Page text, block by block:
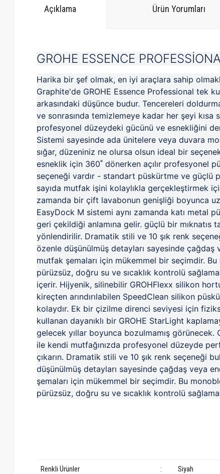
Açıklama Ürün Yorumları
GROHE ESSENCE
Harika bir şef olmak, en iyi araçlara sahip
Graphite'de GROHE Essence Professional tek
arkasındaki düşünce budur. Tencereleri
ve sonrasında temizlemeye kadar her şeyi kısa
profesyonel düzeydeki gücünü ve esnekliğini
Sistemi sayesinde ada ünitelere veya duvara
sığar, düzeniniz ne olursa olsun ideal bir
esneklik için 360˚ dönerken açılır profesyonel
seçeneği vardır - standart püskürtme ve güçlü
sayıda mutfak işini kolaylıkla gerçekleştirmek
zamanda bir çift lavabonun genişliği boyunca
EasyDock M sistemi aynı zamanda katı metal
geri çekildiği anlamına gelir. güçlü bir mıknatıs
yönlendirilir. Dramatik stili ve 10 şık renk
özenle düşünülmüş detayları sayesinde
mutfak şemaları için mükemmel bir seçimdir. Bu
pürüzsüz, doğru su ve sıcaklık kontrolü
içerir. Hijyenik, silinebilir GROHFlexx silikon
kireçten arındırılabilen SpeedClean silikon
kolaydır. Ek bir çizilme direnci seviyesi için
kullanan dayanıklı bir GROHE StarLight
gelecek yıllar boyunca bozulmamış görünecek.
ile kendi mutfağınızda profesyonel düzeyde
çıkarın. Dramatik stili ve 10 şık renk seçeneği
düşünülmüş detayları sayesinde çağdaş veya
şemaları için mükemmel bir seçimdir. Bu
pürüzsüz, doğru su ve sıcaklık kontrolü
Renkli Ürünler : Siyah